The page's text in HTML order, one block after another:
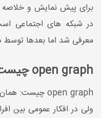
برای پیش نمایش و خلاصه
معرفی شد اما بعدها توسط
open graph چیست؟